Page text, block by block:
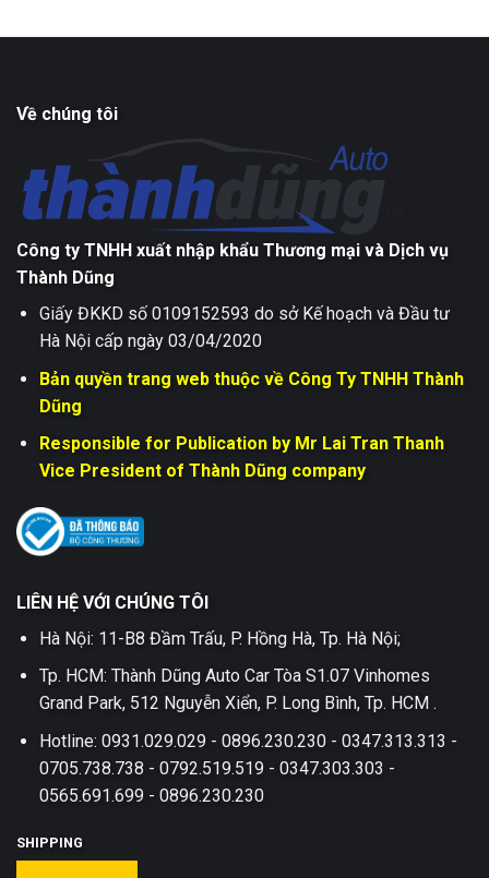
Về chúng tôi
Công ty TNHH xuất nhập khẩu Thương mại và Dịch vụ
Thành Dũng
Giấy ĐKKD số 0109152593 do sở Kế hoạch và Đầu tư
Hà Nội cấp ngày 03/04/2020
Bản quyền trang web thuộc về Công Ty TNHH Thành
Dũng
Responsible for Publication by Mr Lai Tran Thanh
Vice President of Thành Dũng company
LIÊN HỆ VỚI CHÚNG TÔI
Hà Nội: 11-B8 Đầm Trấu, P. Hồng Hà, Tp. Hà Nội;
Tp. HCM: Thành Dũng Auto Car Tòa S1.07 Vinhomes
Grand Park, 512 Nguyễn Xiển, P. Long Bình, Tp. HCM .
Hotline: 0931.029.029 - 0896.230.230 - 0347.313.313 -
0705.738.738 - 0792.519.519 - 0347.303.303 -
0565.691.699 - 0896.230.230
SHIPPING